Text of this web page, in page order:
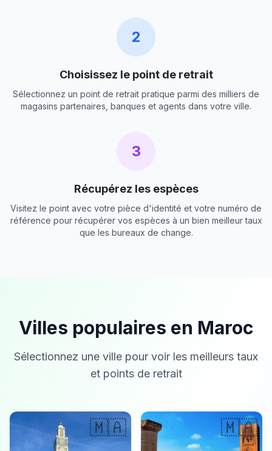
2
Choisissez le point de retrait
Sélectionnez un point de retrait pratique parmi des milliers de
magasins partenaires, banques et agents dans votre ville.
3
Récupérez les espèces
Visitez le point avec votre pièce d'identité et votre numéro de
référence pour récupérer vos espèces à un bien meilleur taux
que les bureaux de change.
Villes populaires en Maroc
Sélectionnez une ville pour voir les meilleurs taux
et points de retrait
🇲🇦 🇲🇦